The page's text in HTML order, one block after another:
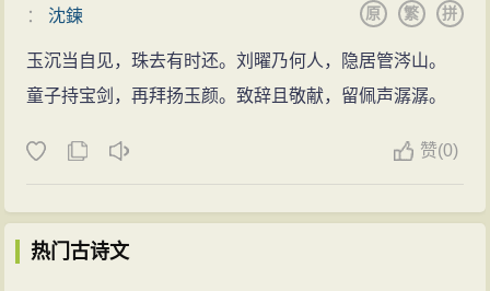
： 沈鍊 拼
繁
原
玉沉当自见，珠去有时还。刘曜乃何人，隐居管涔山。
童子持宝剑，再拜扬玉颜。致辞且敬献，留佩声潺潺。
赞(0)
热门古诗文